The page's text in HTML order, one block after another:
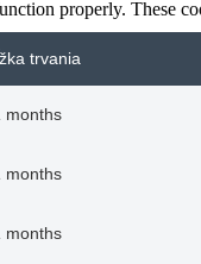
properly. These
trvania
months
months
months